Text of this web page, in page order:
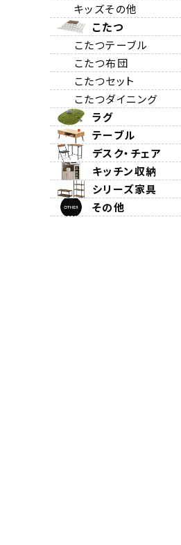
キッズその他
こたつ
こたつテーブル
こたつ布団
こたつセット
こたつダイニング
ラグ
テーブル
デスク・チェア
キッチン収納
シリーズ家具
その他